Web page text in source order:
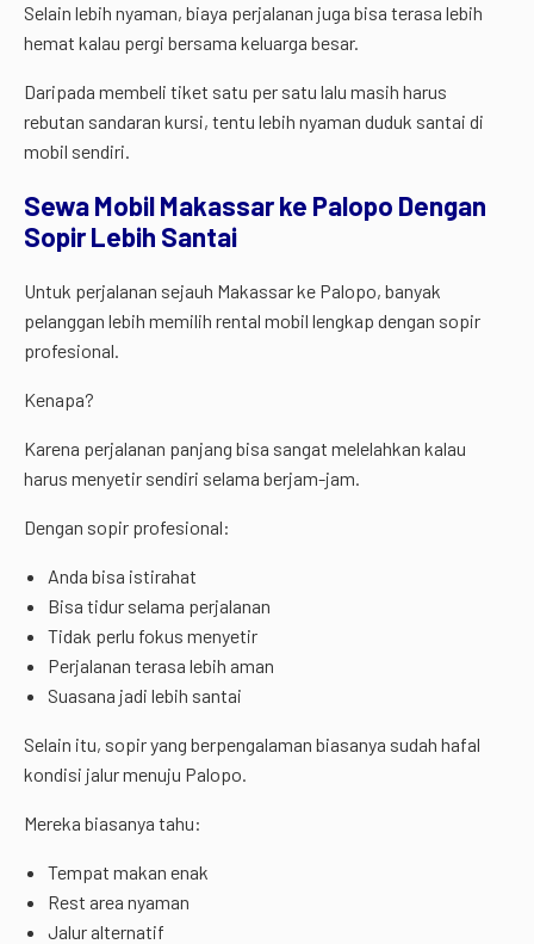
Selain lebih nyaman, biaya perjalanan juga bisa terasa lebih
hemat kalau pergi bersama keluarga besar.
Daripada membeli tiket satu per satu lalu masih harus
rebutan sandaran kursi, tentu lebih nyaman duduk santai di
mobil sendiri.
Sewa Mobil Makassar ke Palopo Dengan
Sopir Lebih Santai
Untuk perjalanan sejauh Makassar ke Palopo, banyak
pelanggan lebih memilih rental mobil lengkap dengan sopir
profesional.
Kenapa?
Karena perjalanan panjang bisa sangat melelahkan kalau
harus menyetir sendiri selama berjam-jam.
Dengan sopir profesional:
Anda bisa istirahat
Bisa tidur selama perjalanan
Tidak perlu fokus menyetir
Perjalanan terasa lebih aman
Suasana jadi lebih santai
Selain itu, sopir yang berpengalaman biasanya sudah hafal
kondisi jalur menuju Palopo.
Mereka biasanya tahu:
Tempat makan enak
Rest area nyaman
Jalur alternatif